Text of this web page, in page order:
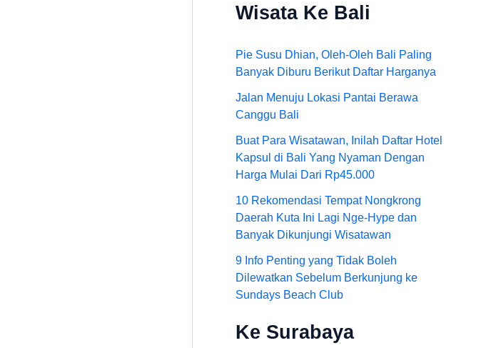
Wisata Ke Bali
Pie Susu Dhian, Oleh-Oleh Bali Paling
Banyak Diburu Berikut Daftar Harganya
Jalan Menuju Lokasi Pantai Berawa
Canggu Bali
Buat Para Wisatawan, Inilah Daftar Hotel
Kapsul di Bali Yang Nyaman Dengan
Harga Mulai Dari Rp45.000
10 Rekomendasi Tempat Nongkrong
Daerah Kuta Ini Lagi Nge-Hype dan
Banyak Dikunjungi Wisatawan
9 Info Penting yang Tidak Boleh
Dilewatkan Sebelum Berkunjung ke
Sundays Beach Club
Ke Surabaya